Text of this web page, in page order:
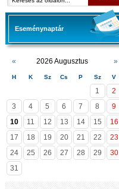
Eseménynaptár
« 2026 Augusztus »
H K Sz Cs P Sz V
1
2
3
4 5 6 7 8
9
10
11 12 13 14 15
16
17
18 19 20 21 22
23
24
25 26 27 28 29
30
31